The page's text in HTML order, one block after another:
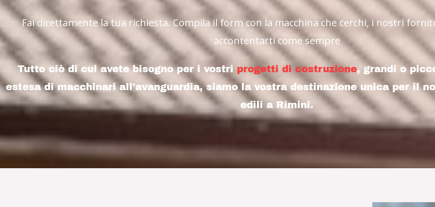
Fai direttamente la tua richiesta. Compila il form con la macchina che cerchi, i nostri
accontentarti come sempre
Tutto ciò di cui avete bisogno per i vostri progetti di costruzione, grandi o
estesa di macchinari all’avanguardia, siamo la vostra destinazione unica per il
edili a Rimini.